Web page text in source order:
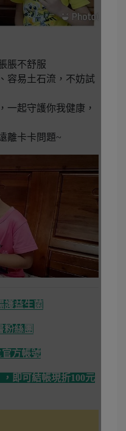
脹不舒服
容易土石流，不妨試
一起守護你我健康，
離卡卡問題~
護益生菌
粉絲團
方帳號
即可結帳現折100元